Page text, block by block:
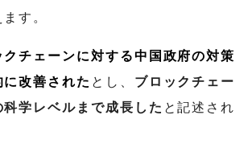
す。
クチェーンに対する中国政府の対策
改善された とし、 ブロックチェー
学レベルまで成長した と記述され